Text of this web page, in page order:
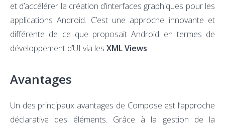
et d’accélérer la création d’interfaces graphiques pour les
applications Android. C’est une approche innovante et
différente de ce que proposait Android en termes de
développement d’UI via les XML Views.
Avantages
Un des principaux avantages de Compose est l’approche
déclarative des éléments. Grâce à la gestion de la